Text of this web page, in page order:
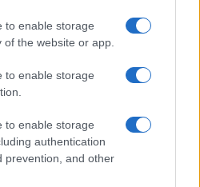
to enable storage
the website or app.
to enable storage
to enable storage
authentication
prevention, and other
Z vlakom po Koroški: Manj